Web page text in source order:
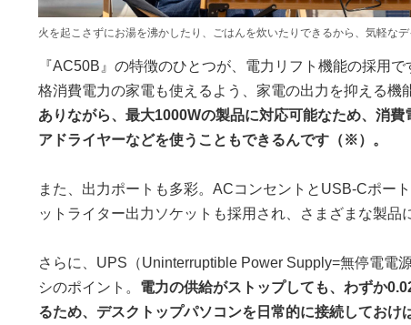
火を起こさずにお湯を沸かしたり、ごはんを炊いたりできるから、気軽なデ
『AC50B』の特徴のひとつが、電力リフト機能の採用
格消費電力の家電も使えるよう、家電の出力を抑える機
ありながら、最大1000Wの製品に対応可能なため、消
アドライヤーなどを使うこともできるんです（※）。
また、出力ポートも多彩。ACコンセントとUSB-Cポー
ットライター出力ソケットも採用され、さまざまな製品
さらに、UPS（Uninterruptible Power Supply=無停電電
シのポイント。 電力の供給がストップしても、わずか
るため、デスクトップパソコンを日常的に接続しておけ